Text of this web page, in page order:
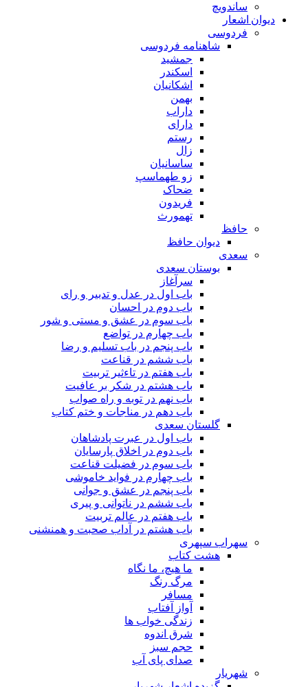
ساندویچ
دیوان اشعار
فردوسی
شاهنامه فردوسی
جمشید
اسکندر
اشکانیان
بهمن
داراب
دارای
رستم
زال
ساسانیان
زو طهماسپ‏
ضحاک
فریدون
تهمورث
حافظ
دیوان حافظ
سعدی
بوستان سعدی
سرآغاز
باب اول در عدل و تدبیر و رای
باب دوم در احسان
باب سوم در عشق و مستی و شور
باب چهارم در تواضع
باب پنجم در باب تسلیم و رضا
باب ششم در قناعت
باب هفتم در تاءثیر تربیت
باب هشتم در شکر بر عافیت
باب نهم در توبه و راه صواب
باب دهم در مناجات و ختم کتاب
گلستان سعدی
باب اول در عبرت پادشاهان
باب دوم در اخلاق پارسایان
باب سوم در فضیلت قناعت
باب چهارم در فواید خاموشى
باب پنجم در عشق و جوانى
باب ششم در ناتوانى و پیرى
باب هفتم در عالم تربیت
باب هشتم در آداب صحبت و همنشنى
سهراب سپهری
هشت کتاب
ما هیچ، ما نگاه
مرگ رنگ
مسافر
آواز آفتاب
زندگی خواب ها
شرق اندوه
حجم سبز
صدای پای آب
شهریار